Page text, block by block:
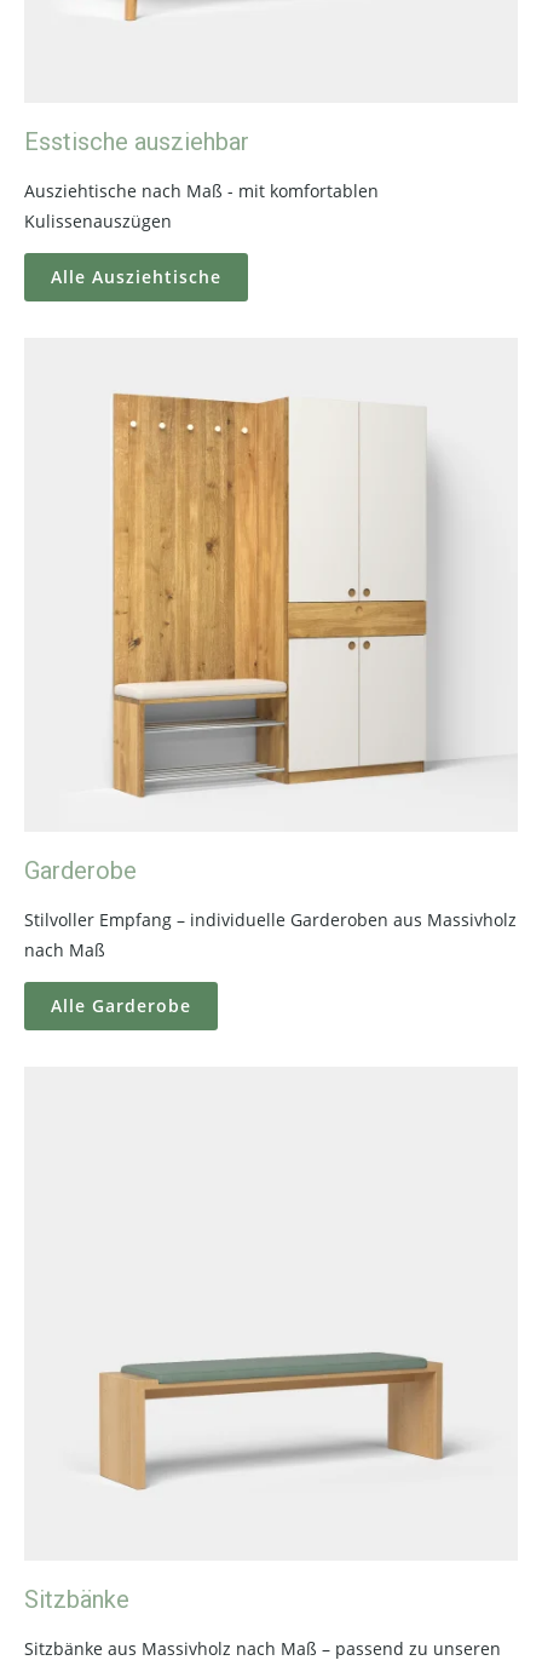
Esstische ausziehbar
Ausziehtische nach Maß - mit komfortablen
Kulissenauszügen
Alle Ausziehtische
Garderobe
Stilvoller Empfang – individuelle Garderoben aus Massivholz
nach Maß
Alle Garderobe
Sitzbänke
Sitzbänke aus Massivholz nach Maß – passend zu unseren